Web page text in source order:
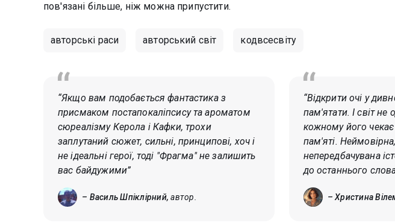
пов'язані більше, ніж можна припустити.
авторські раси авторський світ кодвсесвіту
“Якщо вам подобається фантастика з
присмаком постапокаліпсису та ароматом
сюреалізму Керола і Кафки, трохи
заплутаний сюжет, сильні, принципові, хоч і
не ідеальні герої, тоді "Фрагма" не залишить
вас байдужими”
– Василь Шпіклірний, автор.
“Відкрити очі у
пам'ятати. І світ не
кожному його чекає
пам'яті.
непередбачувана
до останнього
– Христина